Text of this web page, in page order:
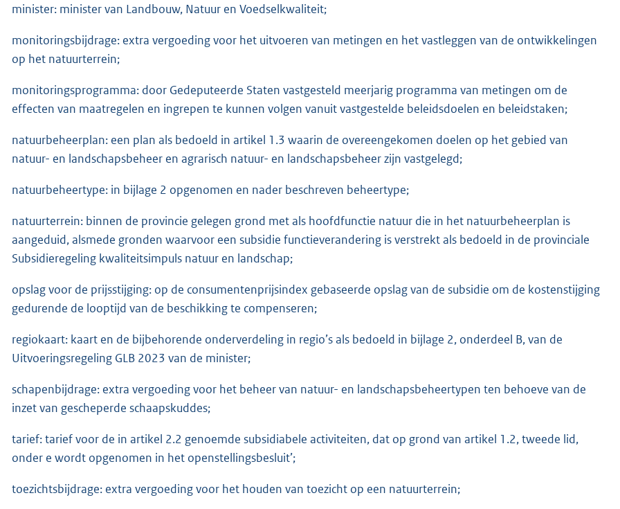
minister: minister van Landbouw, Natuur en Voedselkwaliteit;
monitoringsbijdrage: extra vergoeding voor het uitvoeren van metingen en het vastleggen van de ontwikkelingen
op het natuurterrein;
monitoringsprogramma: door Gedeputeerde Staten vastgesteld meerjarig programma van metingen om de
effecten van maatregelen en ingrepen te kunnen volgen vanuit vastgestelde beleidsdoelen en beleidstaken;
natuurbeheerplan: een plan als bedoeld in artikel 1.3 waarin de overeengekomen doelen op het gebied van
natuur- en landschapsbeheer en agrarisch natuur- en landschapsbeheer zijn vastgelegd;
natuurbeheertype: in bijlage 2 opgenomen en nader beschreven beheertype;
natuurterrein: binnen de provincie gelegen grond met als hoofdfunctie natuur die in het natuurbeheerplan is
aangeduid, alsmede gronden waarvoor een subsidie functieverandering is verstrekt als bedoeld in de provinciale
Subsidieregeling kwaliteitsimpuls natuur en landschap;
opslag voor de prijsstijging: op de consumentenprijsindex gebaseerde opslag van de subsidie om de kostenstijging
gedurende de looptijd van de beschikking te compenseren;
regiokaart: kaart en de bijbehorende onderverdeling in regio’s als bedoeld in bijlage 2, onderdeel B, van de
Uitvoeringsregeling GLB 2023 van de minister;
schapenbijdrage: extra vergoeding voor het beheer van natuur- en landschapsbeheertypen ten behoeve van de
inzet van gescheperde schaapskuddes;
tarief: tarief voor de in artikel 2.2 genoemde subsidiabele activiteiten, dat op grond van artikel 1.2, tweede lid,
onder e wordt opgenomen in het openstellingsbesluit’;
toezichtsbijdrage: extra vergoeding voor het houden van toezicht op een natuurterrein;